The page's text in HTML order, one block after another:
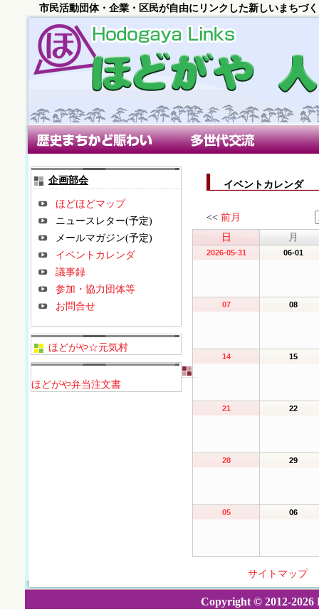
市民活動団体・企業・区民が自由にリンクした新しいまちづ
イベントカレンダ
<< 前月
日
月
2026-05-31 06-01
07 08
14 15
21 22
28 29
05 06
企画部会
ほどほどマップ
ニュースレター(予定)
メールマガジン(予定)
イベントカレンダ
議事録
参加・協力団体等
お問合せ
ほどがや☆元気村
ほどがや弁当注文書
サイトマップ
Copyright © 2012-2026